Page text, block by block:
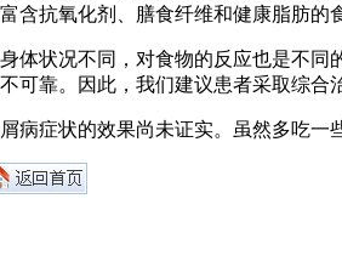
含抗氧化剂、膳食纤维和健康脂肪的
体状况不同，对食物的反应也是不同
可靠。因此，我们建议患者采取综
病症状的效果尚未证实。虽然多吃